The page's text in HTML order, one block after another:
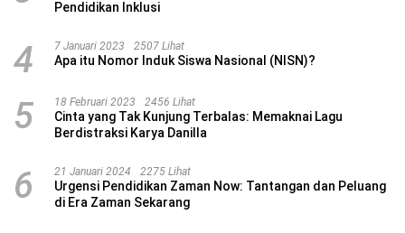
Pendidikan Inklusi
4 7 Januari 2023 2507 Lihat
Apa itu Nomor Induk Siswa Nasional (NISN)?
5 18 Februari 2023 2456 Lihat
Cinta yang Tak Kunjung Terbalas: Memaknai Lagu
Berdistraksi Karya Danilla
6 21 Januari 2024 2275 Lihat
Urgensi Pendidikan Zaman Now: Tantangan dan Peluang
di Era Zaman Sekarang